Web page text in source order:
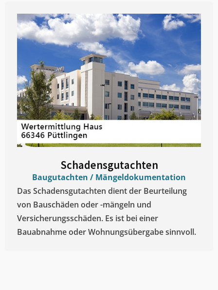
Schadensgutachten
Baugutachten / Mängeldokumentation
Das Schadensgutachten dient der Beurteilung
von Bauschäden oder -mängeln und
Versicherungsschäden. Es ist bei einer
Bauabnahme oder Wohnungsübergabe sinnvoll.